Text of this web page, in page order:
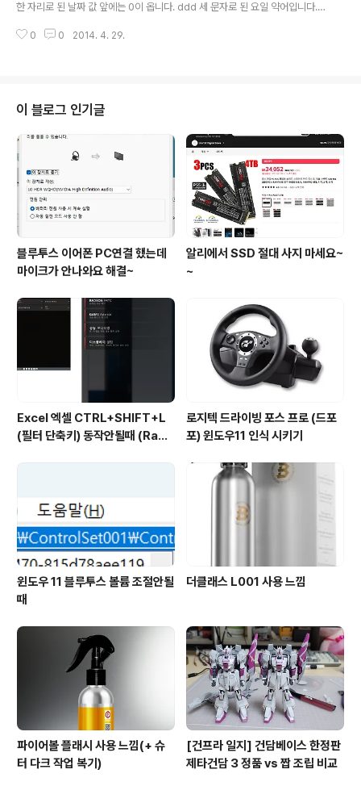
한 자리로 된 날짜 값 앞에는 0이 옵니다. ddd 세 문자로 된 요일 약어입니다.
니다. hh 12시간 형식의 두 자리 시간입니다. 한 자리로 된 값 앞에는 0이 옵니
나타내는 한 자리 또는 두 자리 숫자입니다. MM 달을 나타내는 두 자리 숫자입
니다. 한 자리로 된 값 앞에는 0이 옵니다...
0 0 2014. 4. 29.
이 블로그 인기글
블루투스 이어폰 PC연결 했는데
마이크가 안나와요 해결~
알리에서 SSD 절대 사지 마세요~
~
Excel 엑셀 CTRL+SHIFT+L
(필터 단축키) 동작안될때 (Rade
로지텍 드라이빙 포스 프로 (드포
포) 윈도우11 인식 시키기
윈도우 11 블루투스 볼륨 조절안될
때
더클래스 L001 사용 느낌
파이어볼 플래시 사용 느낌(+ 슈
터 다크 작업 복기)
[건프라 일지] 건담베이스 한정판
제타건담 3 정품 vs 짭 조립 비교